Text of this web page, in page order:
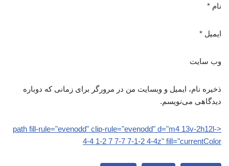
نام *
ایمیل *
وب‌ سایت
ذخیره نام، ایمیل و وبسایت من در مرورگر برای زمانی که دوباره
دیدگاهی می‌نویسم.
<path fill-rule="evenodd" clip-rule="evenodd" d="m4 13v-2h12l-
4-4 1-2 7 7-7 7-1-2 4-4z" fill="currentColor